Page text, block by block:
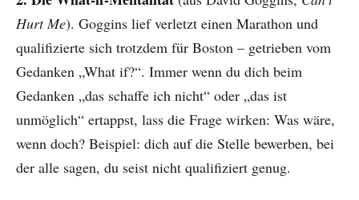
Hurt Me). Goggins lief verletzt einen Marathon und
qualifizierte sich trotzdem für Boston – getrieben vom
Gedanken „What if?“. Immer wenn du dich beim
Gedanken „das schaffe ich nicht“ oder „das ist
unmöglich“ ertappst, lass die Frage wirken: Was wäre,
wenn doch? Beispiel: dich auf die Stelle bewerben, bei
der alle sagen, du seist nicht qualifiziert genug.